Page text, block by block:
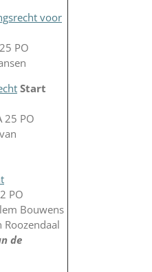
voor
PO
Start
25 PO
PO
Bouwens
de